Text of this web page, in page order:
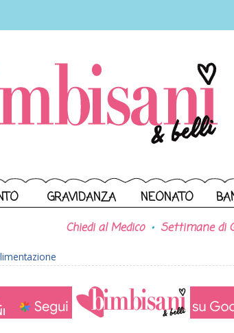
GRAVIDANZA NEONATO
Chiedi al Medico Settimane di